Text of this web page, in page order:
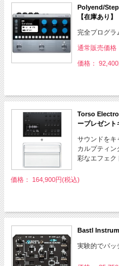
Polyend/Step
【在庫あり】
完全プログラ
通常販売価格
価格：
Torso
ープレゼント
サウンドをキ
カルプティン
彩なエフェク
価格： 164,900円(税込)
Bastl
実験的でパッ